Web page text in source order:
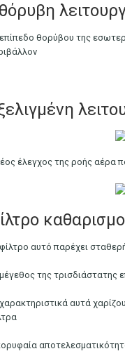
θορύβου της
έλεγχος της ροής αέρα
αυτό παρέχει
της τρισδιάστατης
αυτά